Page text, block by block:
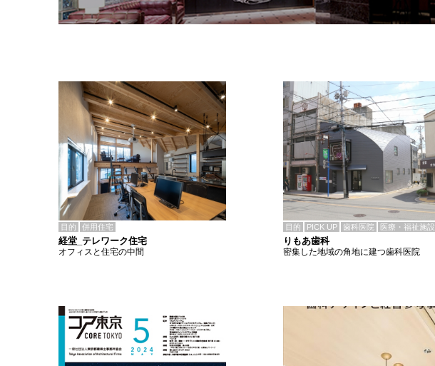
目的 併用住宅
経堂_テレワーク住宅
オフィスと住宅の中間
目的 PICK UP 歯科医院 医療・福祉施設
りもあ歯科
密集した地域の角地に建つ歯科医院